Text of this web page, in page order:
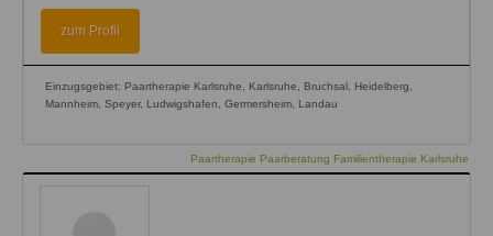
zum Profil
Einzugsgebiet: Paartherapie Karlsruhe, Karlsruhe, Bruchsal, Heidelberg,
Mannheim, Speyer, Ludwigshafen, Germersheim, Landau
Paartherapie Paarberatung Familientherapie Karlsruhe